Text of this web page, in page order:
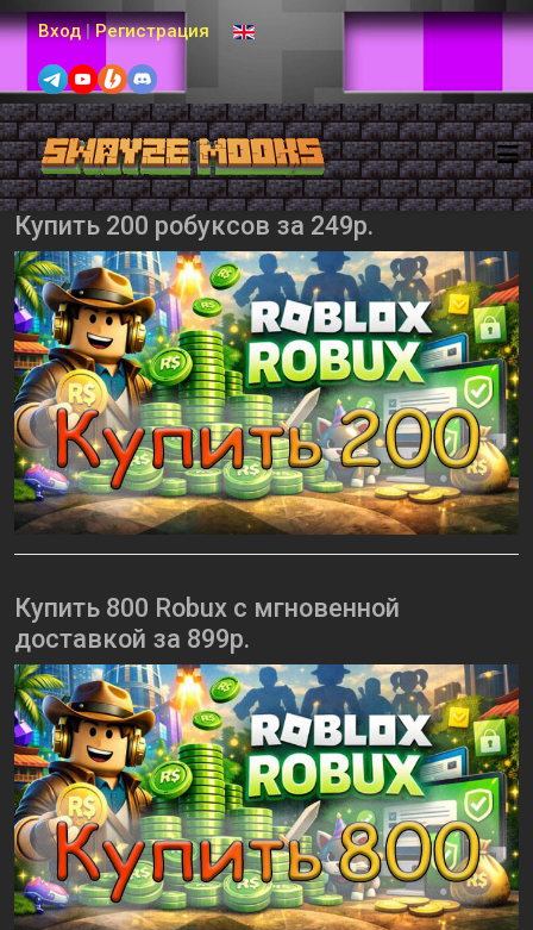
Вход | Регистрация Выберите язык
Купить 200 робуксов за 249р.
Купить 800 Robux с мгновенной
доставкой за 899р.